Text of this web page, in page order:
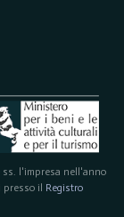
ss. l'impresa nell'anno
il Registro